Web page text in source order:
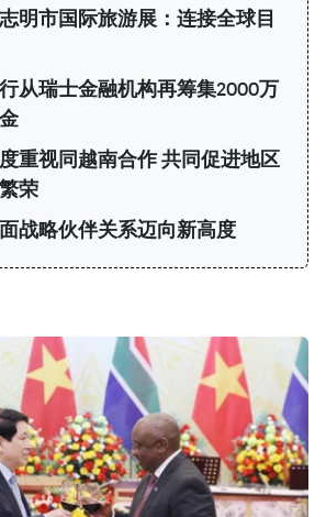
明市国际旅游展：连接全球目
从瑞士金融机构再筹集2000万
重视同越南合作 共同促进地区
荣
战略伙伴关系迈向新高度